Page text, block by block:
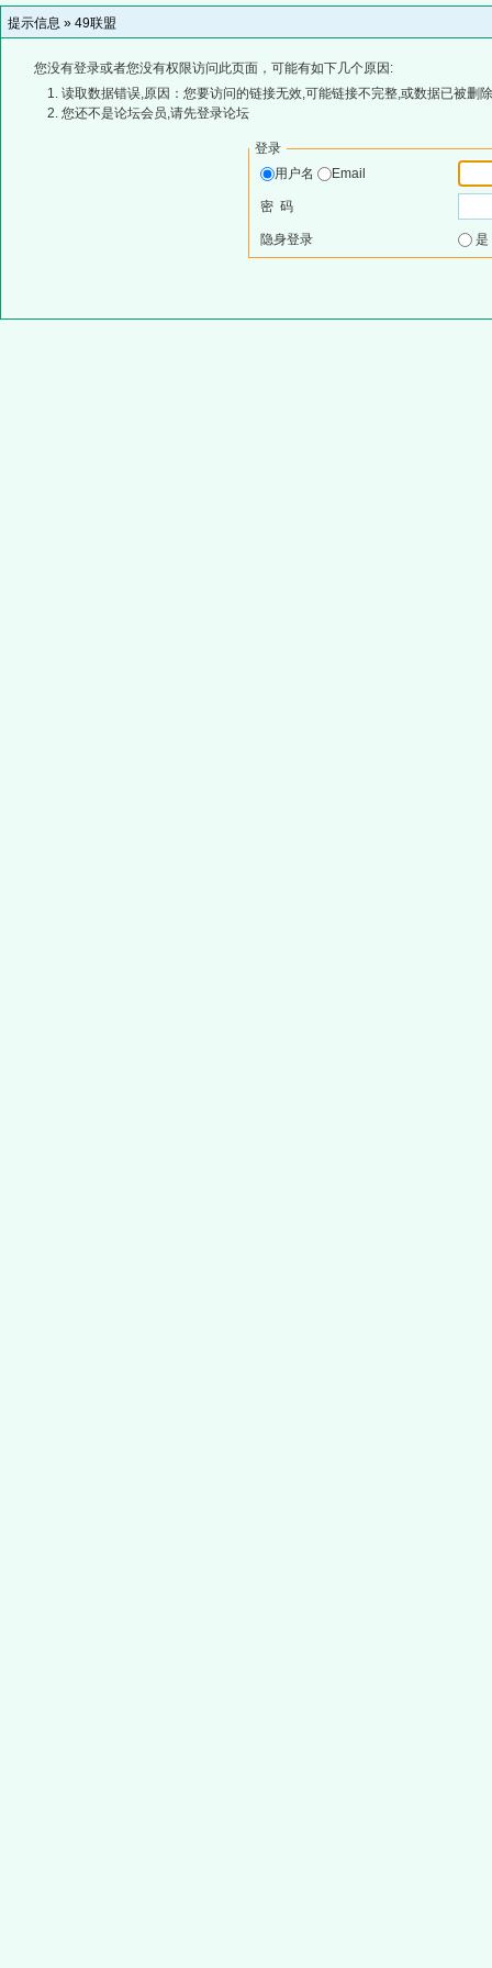
提示信息 » 49联盟
您没有登录或者您没有权限访问此页面，可能有如下几个原因:
读取数据错误,原因：您要访问的链接无效,可能链接不完整,或数据已被删
您还不是论坛会员,请先登录论坛
登录
用户名
Email
密 码
隐身登录